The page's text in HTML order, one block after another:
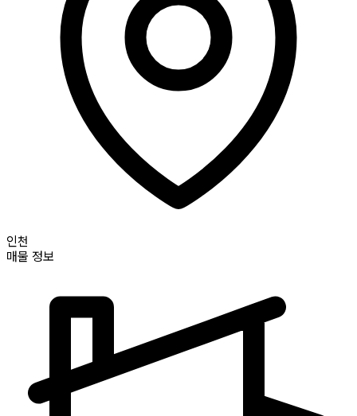
인천
매물 정보